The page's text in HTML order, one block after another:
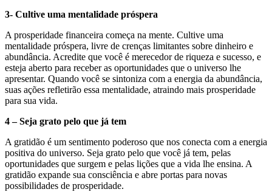
3- Cultive uma mentalidade próspera
A prosperidade financeira começa na mente. Cultive uma
mentalidade próspera, livre de crenças limitantes sobre dinheiro e
abundância. Acredite que você é merecedor de riqueza e sucesso, e
esteja aberto para receber as oportunidades que o universo lhe
apresentar. Quando você se sintoniza com a energia da abundância,
suas ações refletirão essa mentalidade, atraindo mais prosperidade
para sua vida.
4 – Seja grato pelo que já tem
A gratidão é um sentimento poderoso que nos conecta com a energia
positiva do universo. Seja grato pelo que você já tem, pelas
oportunidades que surgem e pelas lições que a vida lhe ensina. A
gratidão expande sua consciência e abre portas para novas
possibilidades de prosperidade.